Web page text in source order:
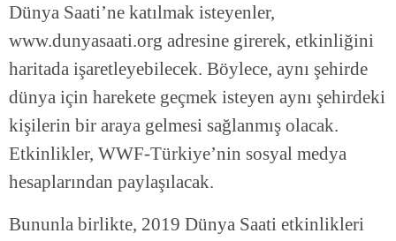
Dünya Saati’ne katılmak isteyenler,
www.dunyasaati.org adresine girerek, etkinliğini
haritada işaretleyebilecek. Böylece, aynı şehirde
dünya için harekete geçmek isteyen aynı şehirdeki
kişilerin bir araya gelmesi sağlanmış olacak.
Etkinlikler, WWF-Türkiye’nin sosyal medya
hesaplarından paylaşılacak.
Bununla birlikte, 2019 Dünya Saati etkinlikleri